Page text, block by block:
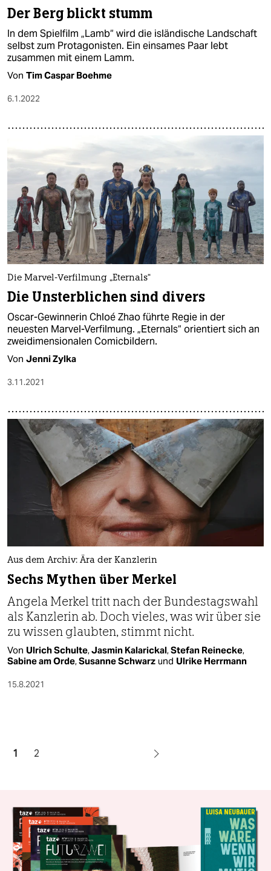
Der Berg blickt stumm
In dem Spielfilm „Lamb“ wird die isländische Landschaft
selbst zum Protagonisten. Ein einsames Paar lebt
zusammen mit einem Lamm.
Von Tim Caspar Boehme
6.1.2022
Die Marvel-Verfilmung „Eternals“
Die Unsterblichen sind divers
Oscar-Gewinnerin Chloé Zhao führte Regie in der
neuesten Marvel-Verfilmung. „Eternals“ orientiert sich an
zweidimensionalen Comicbildern.
Von Jenni Zylka
3.11.2021
Aus dem Archiv: Ära der Kanzlerin
Sechs Mythen über Merkel
Angela Merkel tritt nach der Bundestagswahl
als Kanzlerin ab. Doch vieles, was wir über sie
zu wissen glaubten, stimmt nicht.
Von Ulrich Schulte,Jasmin Kalarickal,Stefan Reinecke,
Sabine am Orde,Susanne Schwarz und Ulrike Herrmann
15.8.2021
1 2